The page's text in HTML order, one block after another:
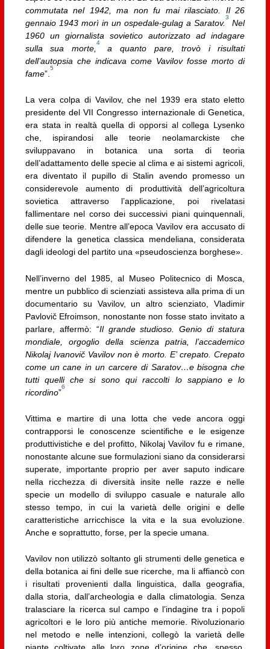
commutata nel 1942, ma non fu mai rilasciato. Il 26
gennaio 1943 morì in un ospedale-gulag a Saratov.
3
Nel
1960 un giornalista sovietico autorizzato ad indagare
sulla sua morte,
4
a quanto pare, trovò i risultati
dell’autopsia che indicava come Vavilov fosse morto di
fame”.
5
La vera colpa di Vavilov, che nel 1939 era stato eletto
presidente del VII Congresso internazionale di Genetica,
era stata in realtà quella di opporsi al collega Lysenko
che, ispirandosi alle teorie neolamarckiste che
sviluppavano in botanica una sorta di teoria
dell’adattamento delle specie al clima e ai sistemi agricoli,
era diventato il pupillo di Stalin avendo promesso un
considerevole aumento di produttività dell’agricoltura
sovietica attraverso l’applicazione, poi rivelatasi
fallimentare nel corso dei successivi piani quinquennali,
delle sue teorie. Mentre all’epoca Vavilov era accusato di
difendere la genetica classica mendeliana, considerata
dagli ideologi del partito una «pseudoscienza borghese».
Nell’inverno del 1985, al Museo Politecnico di Mosca,
mentre un pubblico di scienziati assisteva alla prima di un
documentario su Vavilov, un altro scienziato, Vladimir
Pavlovič Efroimson, nonostante non fosse stato invitato a
parlare, affermò: “Il grande studioso. Genio di statura
mondiale, orgoglio della scienza patria, l’accademico
Nikolaj Ivanovič Vavilov non è morto. E’ crepato. Crepato
come un cane in un carcere di Saratov…e bisogna che
tutti quelli che si sono qui raccolti lo sappiano e lo
ricordino”
6
Vittima e martire di una lotta che vede ancora oggi
contrapporsi le conoscenze scientifiche e le esigenze
produttivistiche e del profitto, Nikolaj Vavilov fu e rimane,
nonostante alcune sue formulazioni siano da considerarsi
superate, importante proprio per aver saputo indicare
nella ricchezza di diversità insite nelle razze e nelle
specie un modello di sviluppo casuale e naturale allo
stesso tempo, in cui la varietà delle origini e delle
caratteristiche arricchisce la vita e la sua evoluzione.
Anche e soprattutto, forse, per la specie umana.
Vavilov non utilizzò soltanto gli strumenti delle genetica e
della botanica ai fini delle sue ricerche, ma li affiancò con
i risultati provenienti dalla linguistica, dalla geografia,
dalla storia, dall’archeologia e dalla climatologia. Senza
tralasciare la ricerca sul campo e l’indagine tra i popoli
agricoltori e le loro più antiche memorie. Rivoluzionario
nel metodo e nelle intenzioni, collegò la varietà delle